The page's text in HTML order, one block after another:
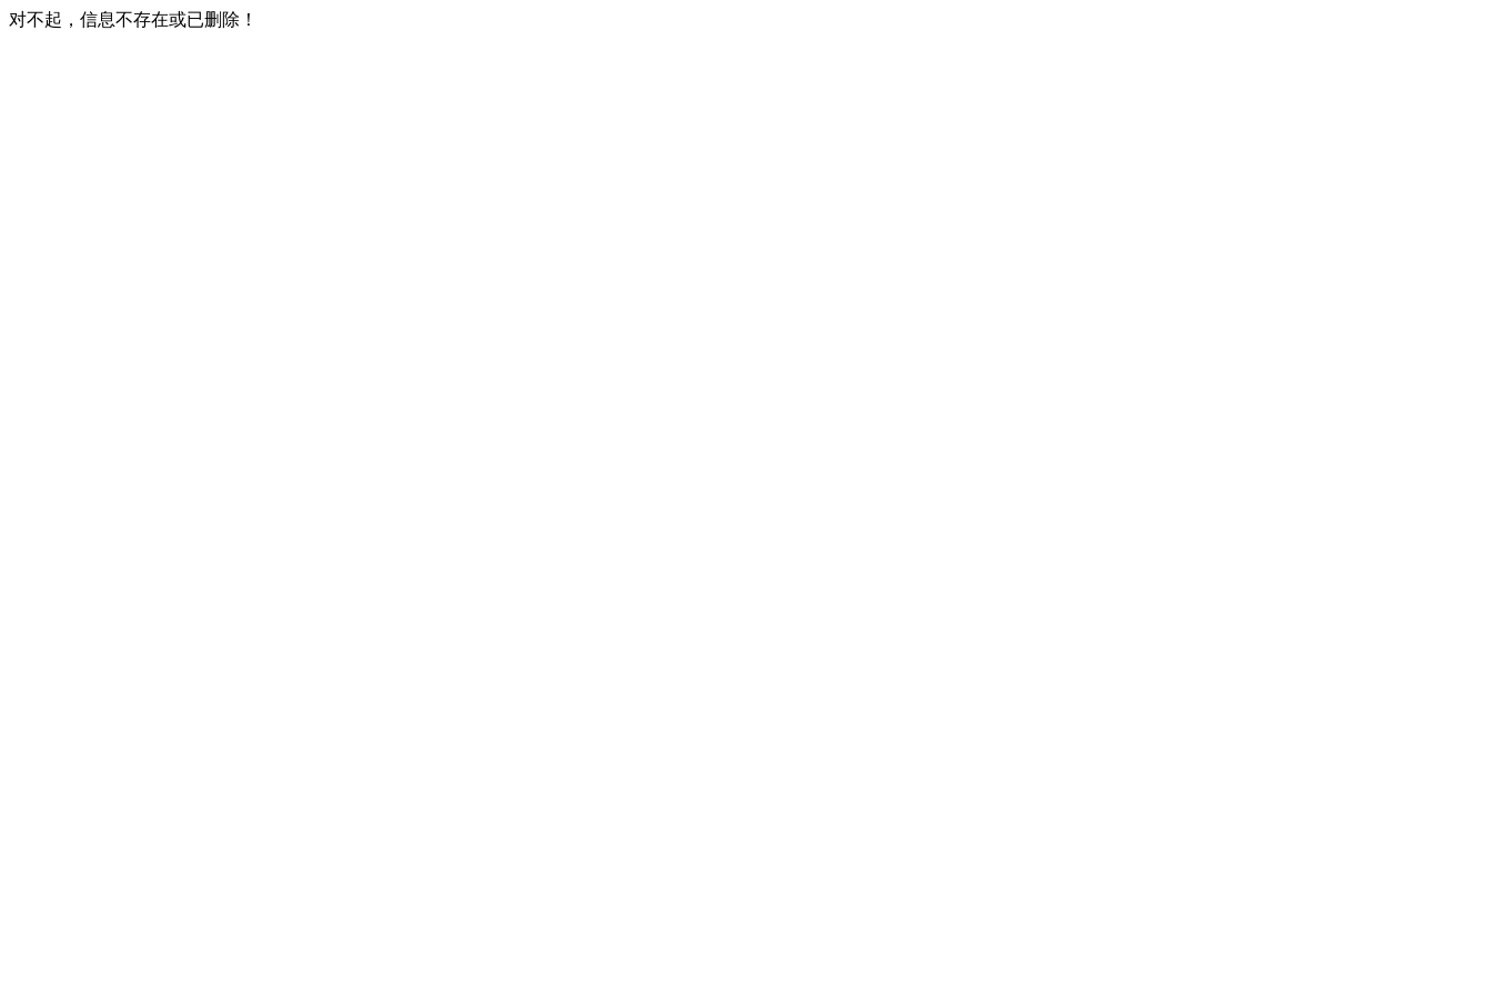
对不起，信息不存在或已删除！